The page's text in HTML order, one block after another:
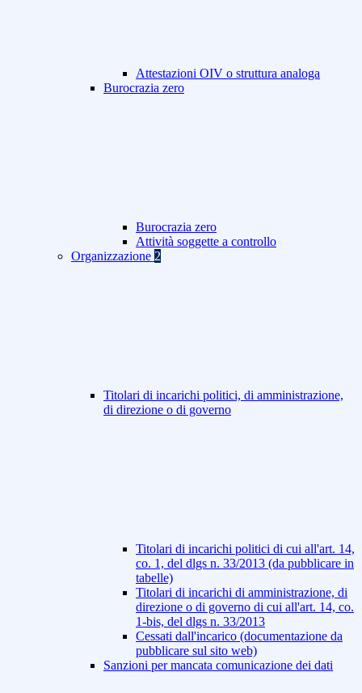
Attestazioni OIV o struttura analoga
Burocrazia zero
Burocrazia zero
Attività soggette a controllo
Organizzazione 2
Titolari di incarichi politici, di amministrazione,
di direzione o di governo
Titolari di incarichi politici di cui all'art. 14,
co. 1, del dlgs n. 33/2013 (da pubblicare in
tabelle)
Titolari di incarichi di amministrazione, di
direzione o di governo di cui all'art. 14, co.
1-bis, del dlgs n. 33/2013
Cessati dall'incarico (documentazione da
pubblicare sul sito web)
Sanzioni per mancata comunicazione dei dati